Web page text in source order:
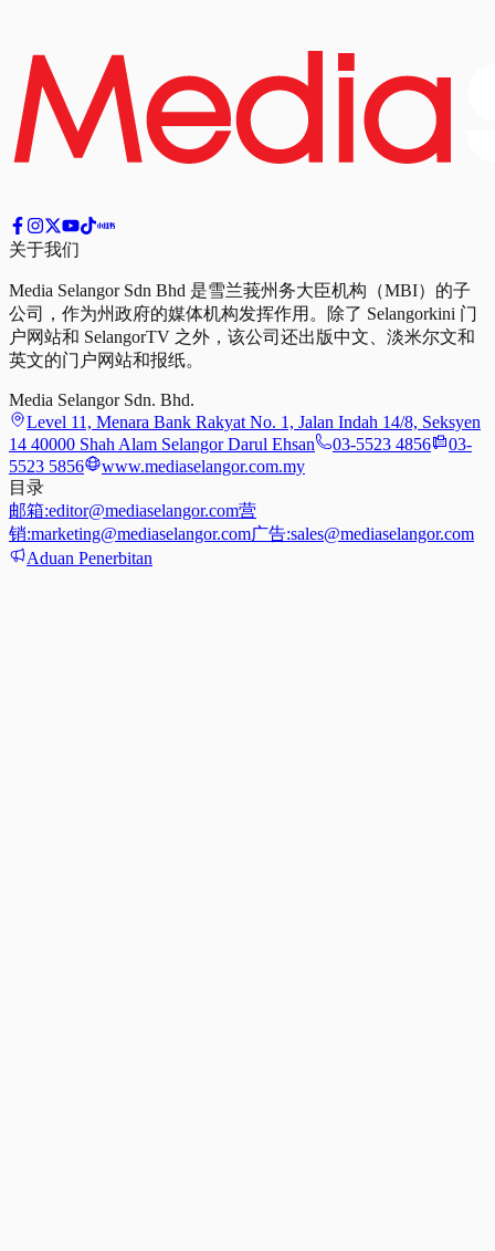
关于我们
Media Selangor Sdn Bhd 是雪兰莪州务大臣机构（MBI）的子
公司，作为州政府的媒体机构发挥作用。除了 Selangorkini 门
户网站和 SelangorTV 之外，该公司还出版中文、淡米尔文和
英文的门户网站和报纸。
Media Selangor Sdn. Bhd.
Level 11, Menara Bank Rakyat No. 1, Jalan Indah 14/8, Seksyen
14 40000 Shah Alam Selangor Darul Ehsan
03-5523 4856
03-
5523 5856
www.mediaselangor.com.my
目录
邮箱:editor@mediaselangor.com营
销:marketing@mediaselangor.com广告:sales@mediaselangor.com
Aduan Penerbitan